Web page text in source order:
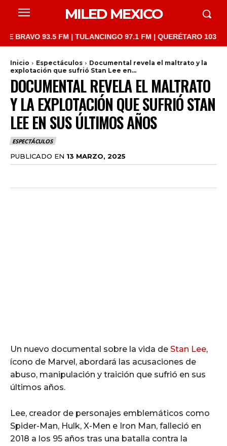
MILED MEXICO
93.5 FM | TULANCINGO 97.1 FM | QUERÉTARO 103.1
Inicio Espectáculos
Documental revela el maltrato y la
explotación que sufrió Stan Lee en...
DOCUMENTAL REVELA EL MALTRATO
Y LA EXPLOTACIÓN QUE SUFRIÓ STAN
LEE EN SUS ÚLTIMOS AÑOS
ESPECTÁCULOS
PUBLICADO EN 13 MARZO, 2025
Un nuevo documental sobre la vida de Stan Lee,
ícono de Marvel, abordará las acusaciones de
abuso, manipulación y traición que sufrió en sus
últimos años.
Lee, creador de personajes emblemáticos como
Spider-Man, Hulk, X-Men e Iron Man, falleció en
2018 a los 95 años tras una batalla contra la